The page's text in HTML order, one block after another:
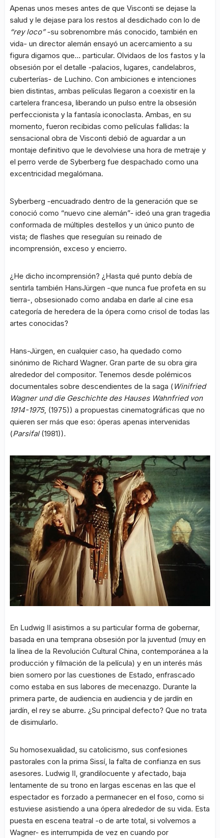
Apenas unos meses antes de que Visconti se dejase la
salud y le dejase para los restos al desdichado con lo de
“rey loco”-su sobrenombre más conocido, también en
vida- un director alemán ensayó un acercamiento a su
figura digamos que… particular. Olvidaos de los fastos y la
obsesión por el detalle -palacios, lugares, candelabros,
cuberterías- de Luchino. Con ambiciones e intenciones
bien distintas, ambas películas llegaron a coexistir en la
cartelera francesa, liberando un pulso entre la obsesión
perfeccionista y la fantasía iconoclasta. Ambas, en su
momento, fueron recibidas como películas fallidas: la
sensacional obra de Visconti debió de aguardar a un
montaje definitivo que le devolviese una hora de metraje y
el perro verde de Syberberg fue despachado como una
excentricidad megalómana.
Syberberg -encuadrado dentro de la generación que se
conoció como “nuevo cine alemán”- ideó una gran tragedia
conformada de múltiples destellos y un único punto de
vista; de flashes que reseguían su reinado de
incomprensión, exceso y encierro.
¿He dicho incomprensión? ¿Hasta qué punto debía de
sentirla también HansJürgen -que nunca fue profeta en su
tierra-, obsesionado como andaba en darle al cine esa
categoría de heredera de la ópera como crisol de todas las
artes conocidas?
Hans-Jürgen, en cualquier caso, ha quedado como
sinónimo de Richard Wagner. Gran parte de su obra gira
alrededor del compositor. Tenemos desde polémicos
documentales sobre descendientes de la saga ( Winifried
Wagner und die Geschichte des Hauses Wahnfried von
1914-1975, (1975)) a propuestas cinematográficas que no
quieren ser más que eso: óperas apenas intervenidas
(Parsifal(1981)).
En Ludwig II asistimos a su particular forma de gobernar,
basada en una temprana obsesión por la juventud (muy en
la línea de la Revolución Cultural China, contemporánea a la
producción y filmación de la película) y en un interés más
bien somero por las cuestiones de Estado, enfrascado
como estaba en sus labores de mecenazgo. Durante la
primera parte, de audiencia en audiencia y de jardín en
jardín, el rey se aburre. ¿Su principal defecto? Que no trata
de disimularlo.
Su homosexualidad, su catolicismo, sus confesiones
pastorales con la prima Sissí, la falta de confianza en sus
asesores. Ludwig II, grandilocuente y afectado, baja
lentamente de su trono en largas escenas en las que el
espectador es forzado a permanecer en el foso, como si
estuviese asistiendo a una ópera alrededor de su vida. Esta
puesta en escena teatral -o de arte total, si volvemos a
Wagner- es interrumpida de vez en cuando por